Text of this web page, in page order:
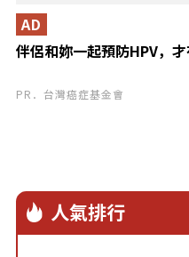
伴侶和妳一起預防HPV，
AD
PR．台灣癌症基金會
人氣排行